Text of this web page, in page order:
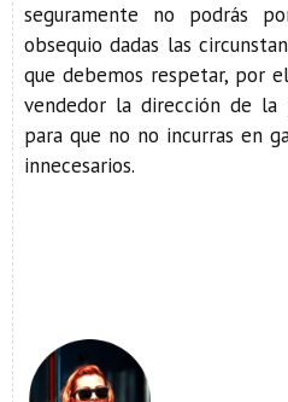
seguramente no podrás
obsequio dadas las
que debemos respetar, por
vendedor la dirección de la
para que no no incurras en
innecesarios.